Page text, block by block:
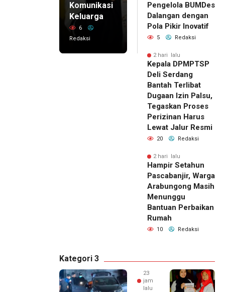
Komunikasi
Keluarga
6
Redaksi
Pengelola BUMDes
Dalangan dengan
Pola Pikir Inovatif
5 Redaksi
2 hari lalu
Kepala DPMPTSP
Deli Serdang
Bantah Terlibat
Dugaan Izin Palsu,
Tegaskan Proses
Perizinan Harus
Lewat Jalur Resmi
20 Redaksi
2 hari lalu
Hampir Setahun
Pascabanjir, Warga
Arabungong Masih
Menunggu
Bantuan Perbaikan
Rumah
10 Redaksi
Kategori 3
23
jam
lalu